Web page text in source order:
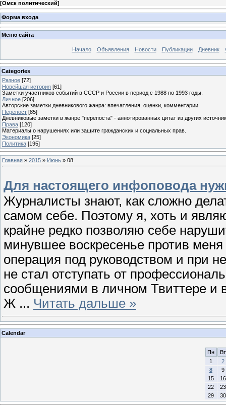
[Омск политический]
Форма входа
Меню сайта
Начало Объявления Новости Публикации Дневник
Categories
Разное [72]
Новейшая история [61]
Заметки участников событий в СССР и России в период с 1988 по 1993 годы.
Личное [206]
Авторские заметки дневникового жанра: впечатления, оценки, комментарии.
Перепост [85]
Дневниковые заметки в жанре "перепоста" - аннотированных цитат из других
Права [120]
Материалы о нарушениях или защите гражданских и социальных прав.
Экономика [25]
Политика [195]
Главная » 2015 » Июнь » 08
Для настоящего инфоповода
Журналисты знают, как сложно
самом себе. Поэтому я, хоть и
крайне редко позволяю себе
минувшее воскресенье против
операция под руководством и при
не стал отступать от
сообщениями в личном Твиттере и
Ж ... Читать дальше »
Calendar
Пн
Вт
1
2
8
9
15
16
22
23
29
30